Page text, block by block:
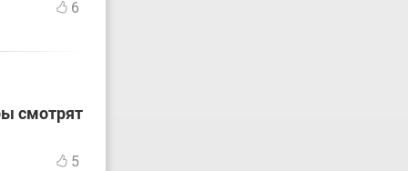
6
смотрят
5